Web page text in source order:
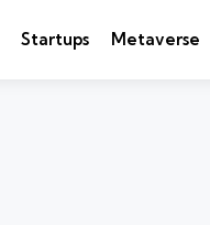
Startups Metaverse